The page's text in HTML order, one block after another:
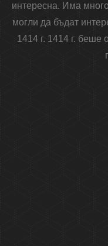
интересна. Има
могли да бъдат
1414 г. 1414 г. беше